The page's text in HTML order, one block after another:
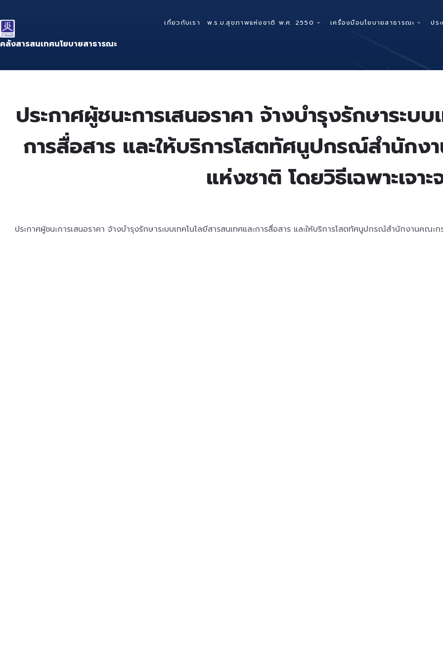
to
content
to
main
navigation
to
footer
คลังสารสนเทศนโยบายสาธารณะ
เกี่ยวกับเรา พ.ร.บ.สุขภาพแห่งชาติ พ.ศ. 2550 เครื่องมือนโยบายสาธารณะ ปร
ประกาศผู้ชนะการเสนอราคา จ้างบำรุงรักษาระบ
การสื่อสาร และให้บริการโสตทัศนูปกรณ์สำนัก
แห่งชาติ โดยวิธีเฉพาะเจาะ
ประกาศผู้ชนะการเสนอราคา จ้างบำรุงรักษาระบบเทคโนโลยีสารสนเทศและการสื่อสาร และให้บริการโสตทัศนูปกรณ์สำนักงานคณะ